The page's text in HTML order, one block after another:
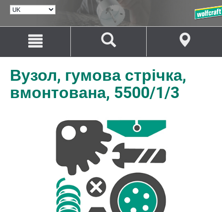
ВИБРАТИ
Перейти
змісту
Перейти
навігації
Вузол, гумова стрічка,
вмонтована, 5500/1/3